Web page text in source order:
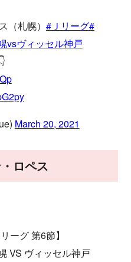
札幌） #Ｊリーグ#
vsヴィッセル神戸
March 20, 2021
ロペス
ーグ 第6節】
VS ヴィッセル神戸